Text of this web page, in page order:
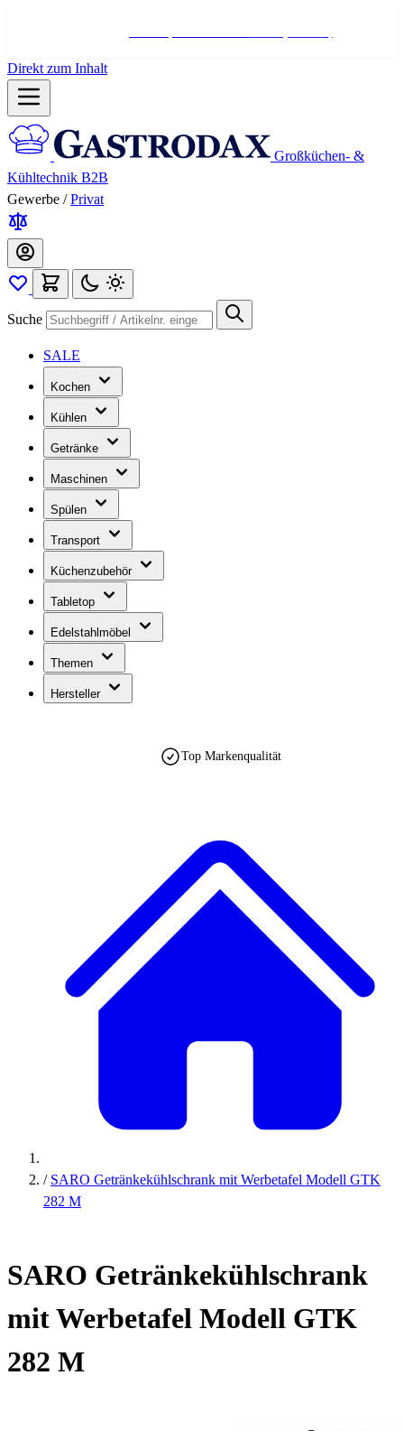
Direkt zum Inhalt
Großküchen- &
Kühltechnik B2B
Gewerbe / Privat
Suche
SALE
Kochen
Kühlen
Getränke
Maschinen
Spülen
Transport
Küchenzubehör
Tabletop
Edelstahlmöbel
Themen
Hersteller
Top Markenqualität
/ SARO Getränkekühlschrank mit Werbetafel Modell GTK
282 M
SARO Getränkekühlschrank
mit Werbetafel Modell GTK
282 M